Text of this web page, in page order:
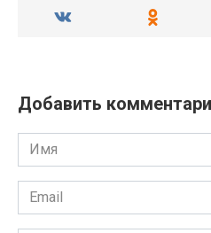
Добавить
Имя
Email